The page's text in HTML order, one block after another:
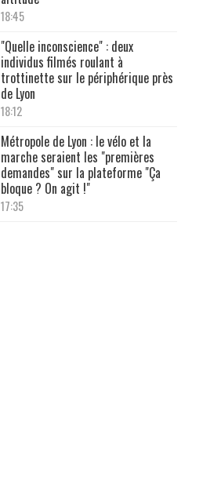
18:45
"Quelle inconscience" : deux
individus filmés roulant à
trottinette sur le périphérique près
de Lyon
18:12
Métropole de Lyon : le vélo et la
marche seraient les "premières
demandes" sur la plateforme "Ça
bloque ? On agit !"
17:35